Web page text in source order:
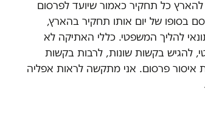
כל תחקיר כאמור שיועד לפרסום
בסופו של יום אותו תחקיר בהארץ,
להליך המשפטי. כללי האתיקה לא
להגיש בקשות שונות, לרבות בקשות
איסור פרסום. אני מתקשה לראות אפליה